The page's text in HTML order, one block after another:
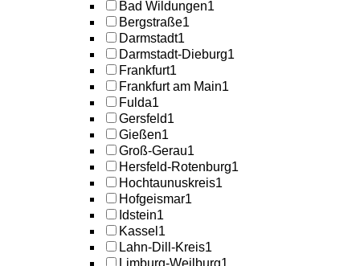
Bad Wildungen1
Bergstraße1
Darmstadt1
Darmstadt-Dieburg1
Frankfurt1
Frankfurt am Main1
Fulda1
Gersfeld1
Gießen1
Groß-Gerau1
Hersfeld-Rotenburg1
Hochtaunuskreis1
Hofgeismar1
Idstein1
Kassel 1
Lahn-Dill-Kreis1
Limburg-Weilburg1